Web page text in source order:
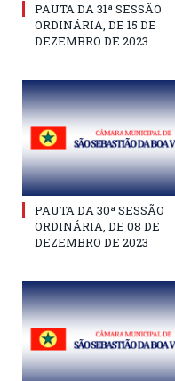
PAUTA DA 31ª SESSÃO
ORDINÁRIA, DE 15 DE
DEZEMBRO DE 2023
PAUTA DA 30ª SESSÃO
ORDINÁRIA, DE 08 DE
DEZEMBRO DE 2023